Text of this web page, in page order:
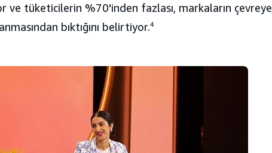
ve tüketicilerin %70'inden fazlası, markaların çevreye
bıktığını belirtiyor.4